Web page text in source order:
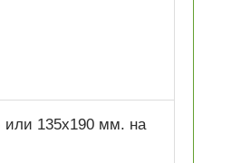
или 135х190 мм. на